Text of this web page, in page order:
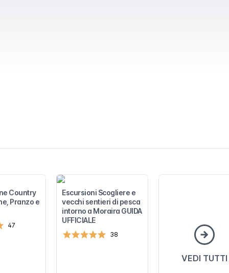
Country
Pranzo e
47
Escursioni Scogliere e
vecchi sentieri di pesca
intorno a Moraira GUIDA
UFFICIALE
38
VEDI TUTTI